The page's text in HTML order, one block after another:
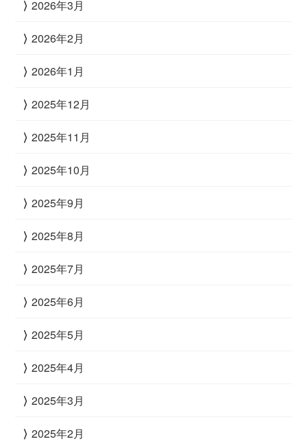
2026年3月
2026年2月
2026年1月
2025年12月
2025年11月
2025年10月
2025年9月
2025年8月
2025年7月
2025年6月
2025年5月
2025年4月
2025年3月
2025年2月